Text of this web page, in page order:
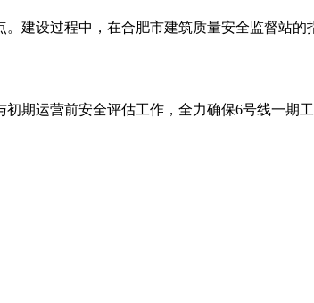
建设过程中，在合肥市建筑质量安全监督站的
期运营前安全评估工作，全力确保6号线一期